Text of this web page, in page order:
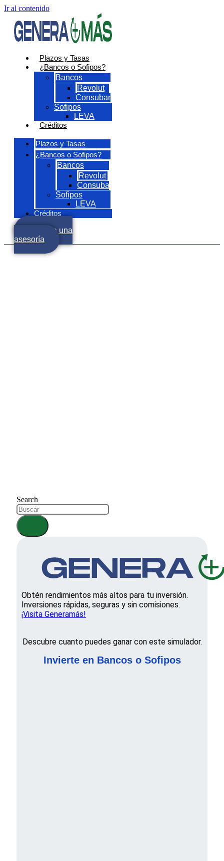
Ir al contenido
Plazos y Tasas
¿Bancos o Sofipos?
Bancos
Revolut
Consubanco
Sofipos
LEVA
Créditos
Plazos y Tasas
¿Bancos o Sofipos?
Bancos
Revolut
Consubanco
Sofipos
LEVA
Créditos
Agenda una
asesoría
Search
Obtén rendimientos más altos para tu inversión.
Inversiones rápidas, seguras y sin comisiones.
¡Visita Generamás!
Descubre cuanto puedes ganar con este simulador.
Invierte en Bancos o Sofipos